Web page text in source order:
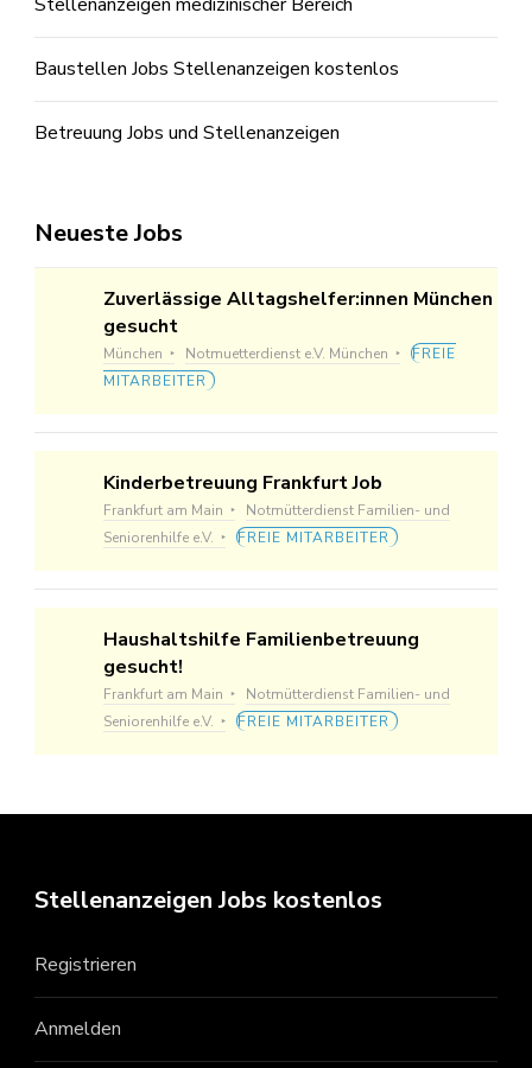
Baustellen Jobs Stellenanzeigen kostenlos
Betreuung Jobs und Stellenanzeigen
Neueste Jobs
Zuverlässige Alltagshelfer:innen München
gesucht
München Notmuetterdienst e.V. München
FREIE
MITARBEITER
Kinderbetreuung Frankfurt Job
Frankfurt am Main
Notmütterdienst Familien- und
Seniorenhilfe e.V.
FREIE MITARBEITER
Haushaltshilfe Familienbetreuung
gesucht!
Frankfurt am Main
Notmütterdienst Familien- und
Seniorenhilfe e.V.
FREIE MITARBEITER
Stellenanzeigen Jobs kostenlos
Registrieren
Anmelden